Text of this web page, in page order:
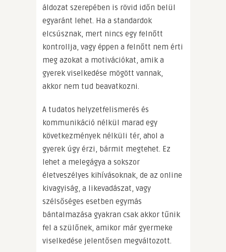
áldozat szerepében is rövid időn belül
egyaránt lehet. Ha a standardok
elcsúsznak, mert nincs egy felnőtt
kontrollja, vagy éppen a felnőtt nem érti
meg azokat a motivációkat, amik a
gyerek viselkedése mögött vannak,
akkor nem tud beavatkozni.
A tudatos helyzetfelismerés és
kommunikáció nélkül marad egy
következmények nélküli tér, ahol a
gyerek úgy érzi, bármit megtehet. Ez
lehet a melegágya a sokszor
életveszélyes kihívásoknak, de az online
kivagyiság, a likevadászat, vagy
szélsőséges esetben egymás
bántalmazása gyakran csak akkor tűnik
fel a szülőnek, amikor már gyermeke
viselkedése jelentősen megváltozott.